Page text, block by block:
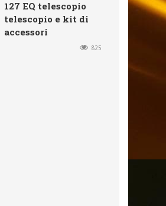
127 EQ telescopio
telescopio e kit di
accessori
825